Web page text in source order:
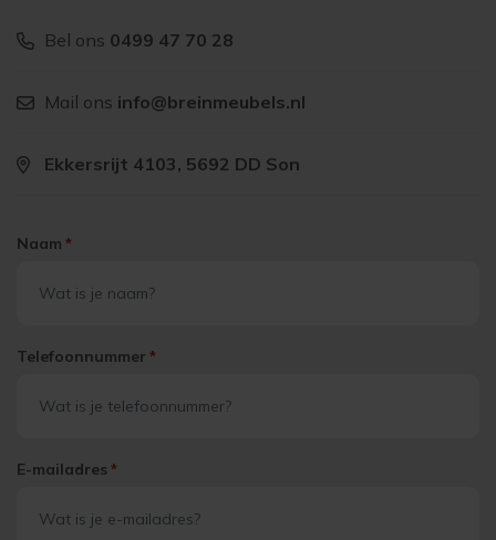
Bel ons 0499 47 70 28
Mail ons info@breinmeubels.nl
Ekkersrijt 4103, 5692 DD Son
Naam *
Telefoonnummer *
E-mailadres *